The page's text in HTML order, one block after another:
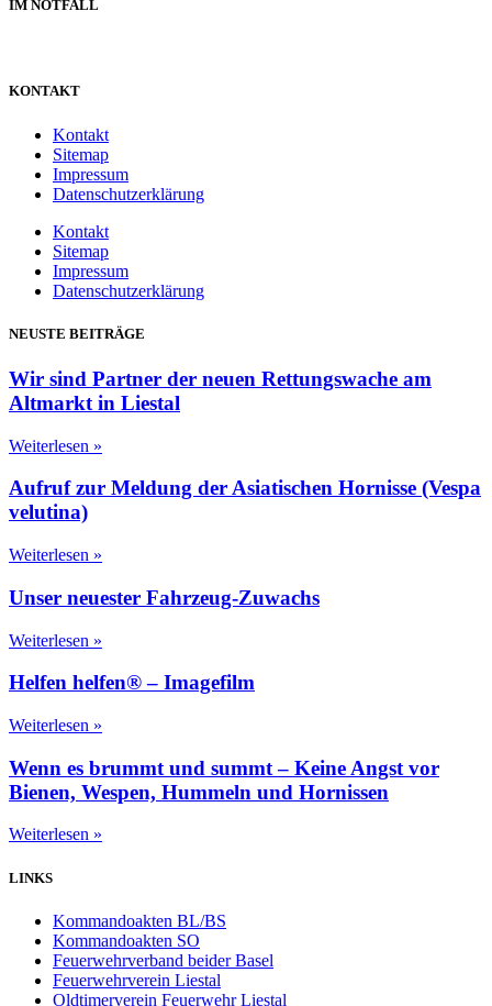
IM NOTFALL
KONTAKT
Kontakt
Sitemap
Impressum
Datenschutzerklärung
Kontakt
Sitemap
Impressum
Datenschutzerklärung
NEUSTE BEITRÄGE
Wir sind Partner der neuen Rettungswache am
Altmarkt in Liestal
Weiterlesen »
Aufruf zur Meldung der Asiatischen Hornisse (Vespa
velutina)
Weiterlesen »
Unser neuester Fahrzeug-Zuwachs
Weiterlesen »
Helfen helfen® – Imagefilm
Weiterlesen »
Wenn es brummt und summt – Keine Angst vor
Bienen, Wespen, Hummeln und Hornissen
Weiterlesen »
LINKS
Kommandoakten BL/BS
Kommandoakten SO
Feuerwehrverband beider Basel
Feuerwehrverein Liestal
Oldtimerverein Feuerwehr Liestal